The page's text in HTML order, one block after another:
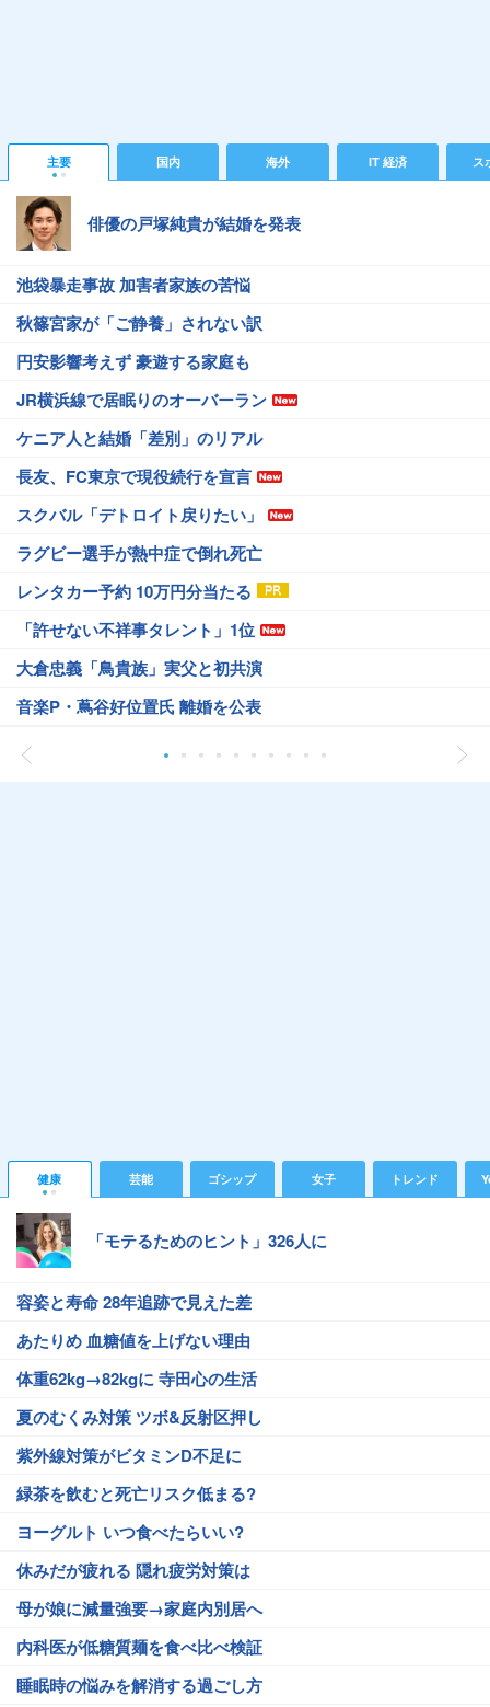
主要 国内 海外 IT 経済 ス
俳優の戸塚純貴が結婚を発表
池袋暴走事故 加害者家族の苦悩
秋篠宮家が「ご静養」されない訳
円安影響考えず 豪遊する家庭も
JR横浜線で居眠りのオーバーラン
ケニア人と結婚「差別」のリアル
長友、FC東京で現役続行を宣言
スクバル「デトロイト戻りたい」
ラグビー選手が熱中症で倒れ死亡
レンタカー予約 10万円分当たる
「許せない不祥事タレント」1位
大倉忠義「鳥貴族」実父と初共演
音楽P・蔦谷好位置氏 離婚を公表
健康 芸能 ゴシップ 女子 トレンド
「モテるためのヒント」326人に
容姿と寿命 28年追跡で見えた差
あたりめ 血糖値を上げない理由
体重62kg→82kgに 寺田心の生活
夏のむくみ対策 ツボ&反射区押し
紫外線対策がビタミンD不足に
緑茶を飲むと死亡リスク低まる?
ヨーグルト いつ食べたらいい?
休みだが疲れる 隠れ疲労対策は
母が娘に減量強要→家庭内別居へ
内科医が低糖質麺を食べ比べ検証
睡眠時の悩みを解消する過ごし方